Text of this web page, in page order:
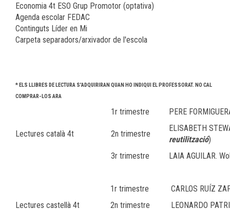
Economia 4t ESO Grup Promotor (optativa)
Agenda escolar FEDAC
Continguts Líder en Mi
Carpeta separadors/arxivador de l'escola
* ELS LLIBRES DE LECTURA S'ADQUIRIRAN QUAN HO INDIQUI EL PROFESSORAT. NO CAL
COMPRAR-LOS ARA
Lectures català 4t
1r trimestre PERE
2n trimestre
ELISABETH
reutilització)
3r trimestre
LAIA AGUILAR.
Lectures castellà 4t
1r trimestre
CARLOS RUÍZ
2n trimestre
LEONARDO